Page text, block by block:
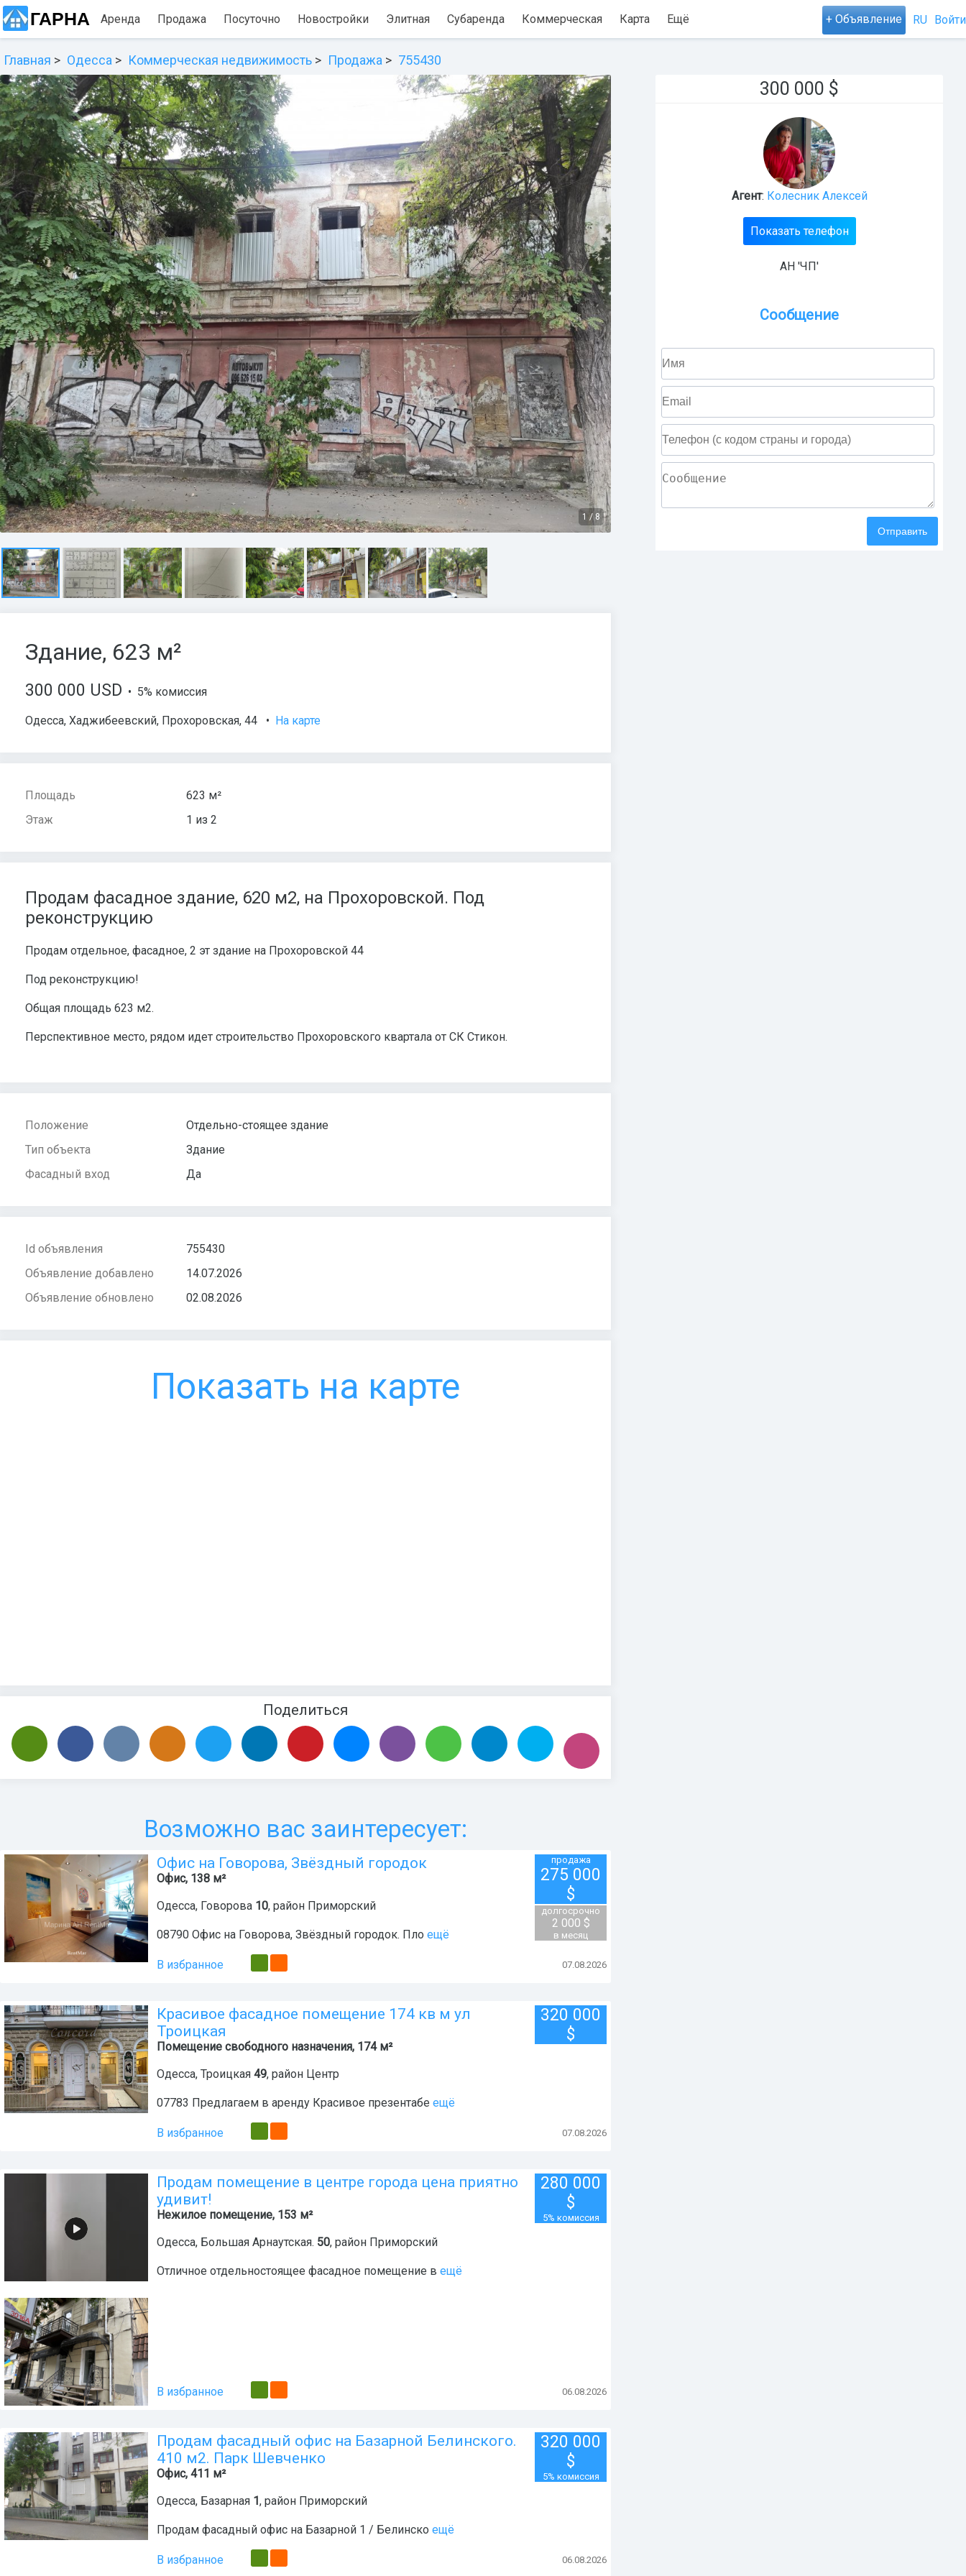
ГАРНА Аренда Продажа Посуточно Новостройки Элитная Субаренда Коммерческая Карта Ещё + Объявление RU Войти
Главная Одесса Коммерческая недвижимость Продажа 755430
1 /8
Здание, 623 м²
300 000 USD • 5% комиссия
Одесса, Хаджибеевский, Прохоровская, 44 • На карте
Площадь
623 м²
Этаж
1 из 2
Продам фасадное здание, 620 м2, на Прохоровской. Под
реконструкцию
Продам отдельное, фасадное, 2 эт здание на Прохоровской 44
Под реконструкцию!
Общая площадь 623 м2.
Перспективное место, рядом идет строительство Прохоровского квартала от СК Стикон.
Положение
Отдельно-стоящее здание
Тип объекта
Здание
Фасадный вход
Да
Id объявления
755430
Объявление добавлено
14.07.2026
Объявление обновлено
02.08.2026
Показать на карте
Поделиться
Возможно вас заинтересует:
Офис на Говорова, Звёздный городок
Офис, 138 м²
Одесса, Говорова 10, район Приморский
08790 Офис на Говорова, Звёздный городок. Пло ещё
продажа
275 000
$
долгосрочно
2 000 $
в месяц
В избранное 07.08.2026
Красивое фасадное помещение 174 кв м ул
Троицкая
Помещение свободного назначения, 174 м²
Одесса, Троицкая 49, район Центр
07783 Предлагаем в аренду Красивое презентабе ещё
320 000
$
В избранное 07.08.2026
Продам помещение в центре города цена приятно
удивит!
Нежилое помещение, 153 м²
Одесса, Большая Арнаутская. 50, район Приморский
Отличное отдельностоящее фасадное помещение в ещё
280 000
$
5% комиссия
В избранное 06.08.2026
Продам фасадный офис на Базарной Белинского.
410 м2. Парк Шевченко
Офис, 411 м²
Одесса, Базарная 1 , район Приморский
Продам фасадный офис на Базарной 1 / Белинско ещё
320 000
$
5% комиссия
В избранное 06.08.2026
300 000 $
Агент: Колесник Алексей
Показать телефон
АН 'ЧП'
Сообщение